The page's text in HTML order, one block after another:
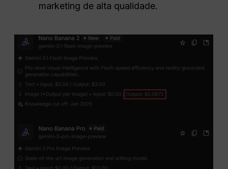
marketing de alta qualidade.